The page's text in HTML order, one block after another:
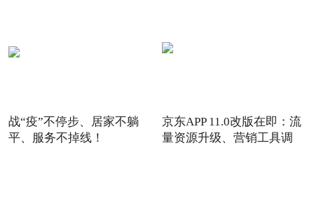
战“疫”不停步、居家不躺
平、服务不掉线！
京东APP 11.0改版在即：流
量资源升级、营销工具调